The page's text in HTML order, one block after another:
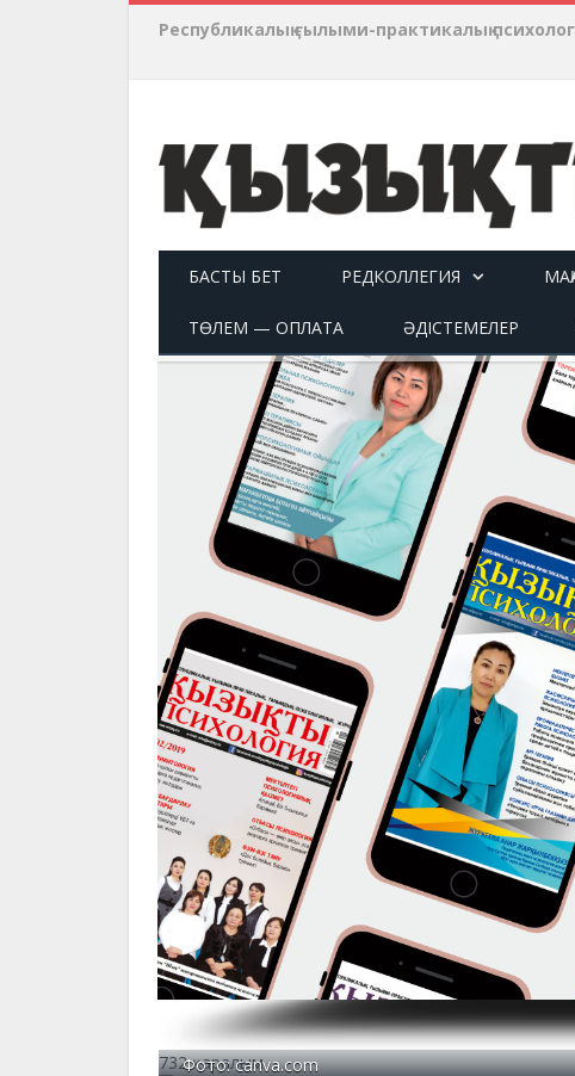
Республикалық ғылыми-практикалық
БАСТЫ БЕТ РЕДКОЛЛЕГИЯ
ТӨЛЕМ — ОПЛАТА ӘДІСТЕМЕЛЕР
732 қаралым
Фото: canva.com